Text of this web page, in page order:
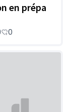
en prépa
0